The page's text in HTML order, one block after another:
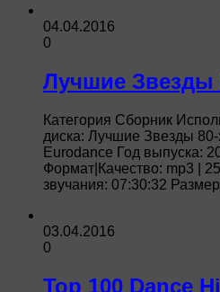
04.04.2016
0
Лучшие Звезды
Категория Сборник
диска: Лучшие Звезды
Eurodance Год выпуска:
Формат|Качество: mp3 |
звучания: 07:30:32
03.04.2016
0
Top 100 Dance